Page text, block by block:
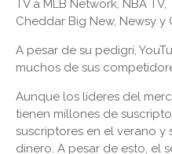
TV a MLB Network, NBA
Cheddar Big New, Newsy y
A pesar de su pedigrí,
muchos de sus
Aunque los líderes del
tienen millones de
suscriptores en el verano
dinero. A pesar de esto, el